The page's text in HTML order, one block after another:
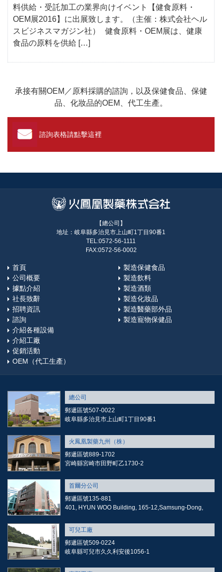
料供給・受託加工の業界向けイベント【健食原料・
OEM展2016】に出展致します。（主催：株式会社ヘル
スビジネスマガジン社） 健食原料・OEM展は、健康
食品の原料を供給 […]
承接有關OEM／原料採購的諮詢，以及保健食品、保健
品、化妝品的OEM、代工生產。
諮詢表格請點擊這裡
【總公司】
地址：岐阜縣多治見市上山町1丁目90番1
TEL:0572-56-1111
FAX:0572-56-0002
首頁
公司概要
據點介紹
社長致辭
招聘資訊
諮詢
製造保健食品
製造飲料
製造酒類
製造化妝品
製造醫藥部外品
製造寵物保健品
介紹各種設備
介紹工廠
促銷活動
OEM（代工生產）
總公司
郵遞區號507-0022
岐阜縣多治見市上山町1丁目90番1
火鳳凰製藥九州（株）
郵遞區號889-1702
宮崎縣宮崎市田野町乙1730-2
首爾分公司
郵遞區號135-881
401, HYUN WOO Building, 165-12,Samsung-Dong,
可兒工廠
郵遞區號509-0224
岐阜縣可兒市久久利安後1056-1